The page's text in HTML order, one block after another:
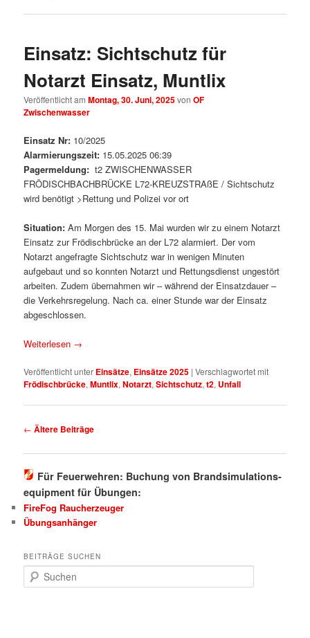
Einsatz: Sichtschutz für
Notarzt Einsatz, Muntlix
Veröffentlicht amMontag, 30. Juni, 2025vonOF
Zwischenwasser
Einsatz Nr: 10/2025
Alarmierungszeit: 15.05.2025 06:39
Pagermeldung: t2 ZWISCHENWASSER
FRÖDISCHBACHBRÜCKE L72-KREUZSTRAßE / Sichtschutz
wird benötigt >Rettung und Polizei vor ort
Situation: Am Morgen des 15. Mai wurden wir zu einem Notarzt
Einsatz zur Frödischbrücke an der L72 alarmiert. Der vom
Notarzt angefragte Sichtschutz war in wenigen Minuten
aufgebaut und so konnten Notarzt und Rettungsdienst ungestört
arbeiten. Zudem übernahmen wir – während der Einsatzdauer –
die Verkehrsregelung. Nach ca. einer Stunde war der Einsatz
abgeschlossen.
Weiterlesen →
Veröffentlicht unter Einsätze, Einsätze 2025 |Verschlagwortet mit
Frödischbrücke,Muntlix,Notarzt,Sichtschutz,t2, Unfall
Beitragsnavigation
← Ältere Beiträge
Für Feuerwehren: Buchung von Brandsimulations-
equipment für Übungen:
FireFog Raucherzeuger
Übungsanhänger
BEITRÄGE SUCHEN
u